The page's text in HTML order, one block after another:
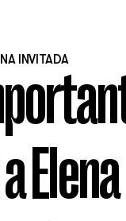
INVITADA
Elena